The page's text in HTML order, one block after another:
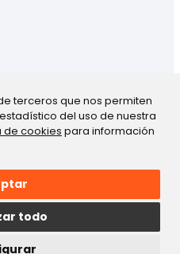
terceros que nos permiten
del uso de nuestra
de cookies para información
todo